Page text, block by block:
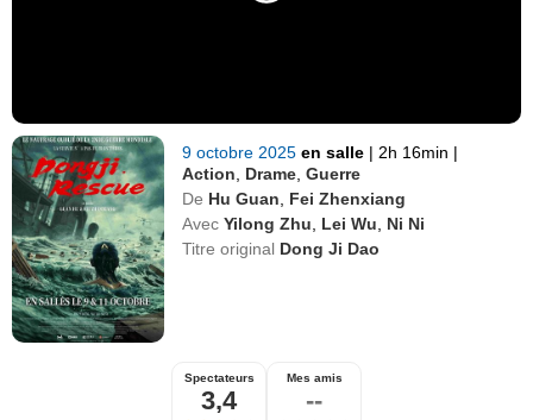
9 octobre 2025en salle | 2h 16min |
Action
Drame ,Guerre
De Hu Guan
Fei Zhenxiang
Avec Yilong Zhu Lei Wu
Ni Ni
Titre original Dong Ji Dao
Spectateurs
3,4
Mes amis
--